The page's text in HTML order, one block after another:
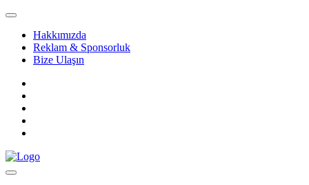
Hakkımızda
Reklam & Sponsorluk
Bize Ulaşın